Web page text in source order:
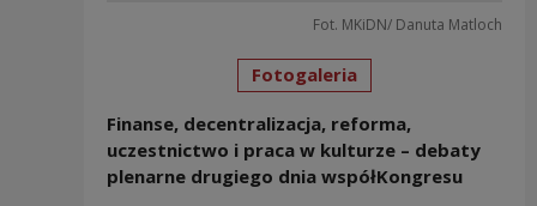
Fot. MKiDN/ Danuta Matloch
Fotogaleria
Finanse, decentralizacja, reforma,
uczestnictwo i praca w kulturze – debaty
plenarne drugiego dnia współKongresu